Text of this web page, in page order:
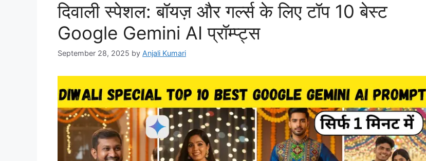
दिवाली स्पेशल: बॉयज़ और गर्ल्स के लिए टॉप 10 बेस्ट
Google Gemini AI प्रॉम्प्ट्स
September 28, 2025 by Anjali Kumari